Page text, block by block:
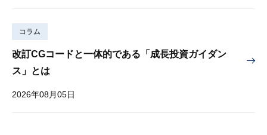
コラム
改訂CGコードと一体的である「成長投資ガイダン
ス」とは
2026年08月05日